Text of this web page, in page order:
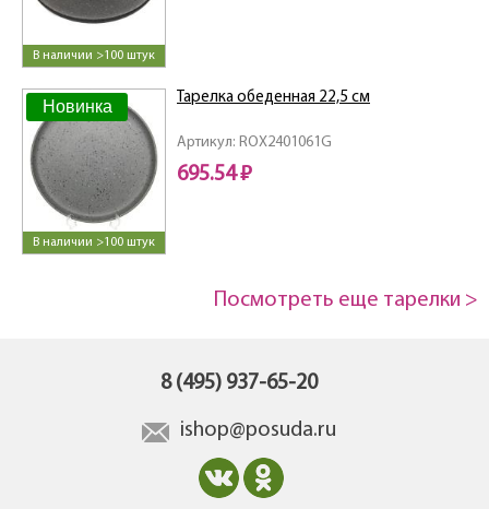
В наличии >100 штук
Новинка
В наличии >100 штук
Артикул: ROX2401061G
Тарелка обеденная 22,5 см
695.54 ₽
Посмотреть еще тарелки >
8 (495) 937-65-20
ishop@posuda.ru